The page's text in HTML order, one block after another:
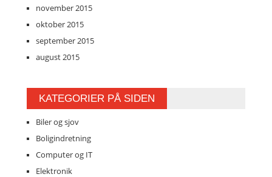
november 2015
oktober 2015
september 2015
august 2015
KATEGORIER PÅ SIDEN
Biler og sjov
Boligindretning
Computer og IT
Elektronik